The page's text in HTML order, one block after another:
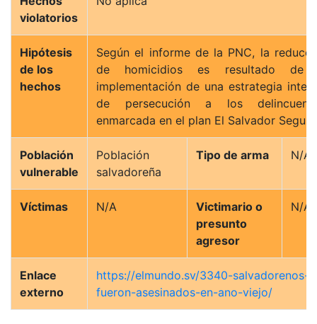
violatorios
Hipótesis
de los
hechos
Según el informe de la PNC, la
de homicidios es resultado de
implementación de una estrategia
de persecución a los
enmarcada en el plan El Salvador
Población
vulnerable
Población
salvadoreña
Tipo de arma N/A
Víctimas N/A
Victimario o
presunto
agresor
N/A
Enlace
externo
https://elmundo.sv/3340-salvadorenos-
fueron-asesinados-en-ano-viejo/